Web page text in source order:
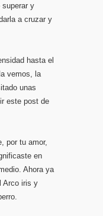
superar y
a cruzar y
hasta el
vemos, la
unas
este post de
por tu amor,
en
Ahora ya
Arco iris y